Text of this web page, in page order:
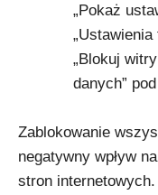
„Pokaż
„Blokuj
danych”
Zablokowanie
negatywny wpływ
stron